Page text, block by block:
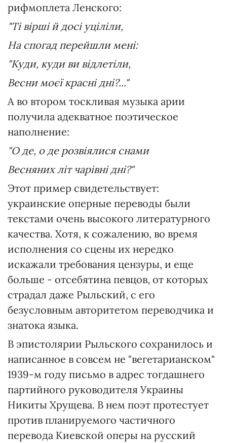
рифмоплета Ленского:
"Ті вірші й досі уціліли,
На спогад перейшли мені:
"Куди, куди ви відлетіли,
Весни моєї красні дні?..."
А во втором тоскливая музыка арии
получила адекватное поэтическое
наполнение:
"О де, о де розвіялися снами
Весняних літ чарівні дні?"
Этот пример свидетельствует:
украинские оперные переводы были
текстами очень высокого литературного
качества. Хотя, к сожалению, во время
исполнения со сцены их нередко
искажали требования цензуры, и еще
больше - отсебятина певцов, от которых
страдал даже Рыльский, с его
безусловным авторитетом переводчика и
знатока языка.
В эпистолярии Рыльского сохранилось и
написанное в совсем не "вегетарианском"
1939-м году письмо в адрес тогдашнего
партийного руководителя Украины
Никиты Хрущева. В нем поэт протестует
против планируемого частичного
перевода Киевской оперы на русский